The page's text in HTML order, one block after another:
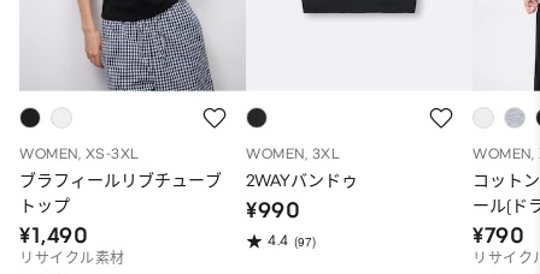
WOMEN, XS-3XL
ブラフィールリブチューブ
トップ
¥1,490
リサイクル素材
WOMEN, 3XL
2WAYバンドゥ
¥990
4.4 (97)
WOMEN,
コット
ール(ド
¥790
リサイク